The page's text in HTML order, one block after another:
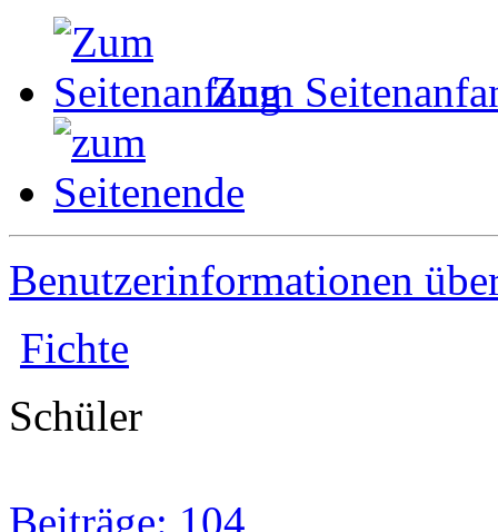
Zum
Benutzerinformationen
Fichte
Schüler
Beiträge: 104